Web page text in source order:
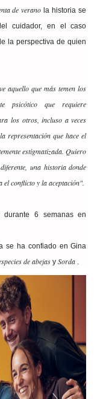
de verano la historia se
cuidador, en el caso
la perspectiva de quien
aquello que más temen los
psicótico que requiere
los otros, incluso a veces
representación que hace el
estigmatizada. Quiero
una historia donde
conflicto y la aceptación".
6 semanas en
se ha confiado en Gina
de abejasy Sorda.